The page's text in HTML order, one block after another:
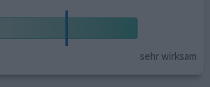
sehr wirksam